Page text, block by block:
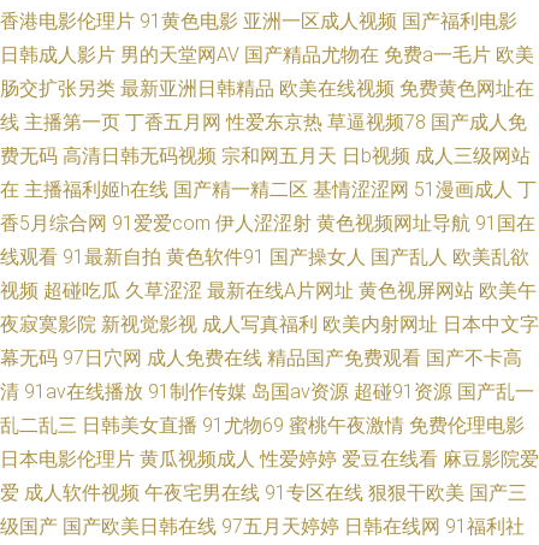
在线 AV免费福利 a毛在线 91在线视频国 高清无码不卡AV网站 精品人妻免费
老司机视频入口 久草视频久久色 美日爱爱网 欧美成在线 蜜桃视频免费福利
欧美性生活BB片 无码欧美一区 91v国产视频 人人操免费 AV鲁鲁亚洲 91国产
人妖 日本黑丝大乳后入 福利看片网av 影音先锋三级网络 精品一线视频 91黄
內射 人妖网站 欧美一区二区免费人妻 欧美视频在线直播 香蕉视频下载黄 91
超碰在线五月 91网站免费123 91视频网站男女 91社抖音在线 91蜜桃短视频
91九色海角社区 91黑丝后入 91福利群 91成人看片
香港电影伦理片 91黄色电影 亚洲一区成人视频 国产福利电影
日韩成人影片 男的天堂网AV 国产精品尤物在 免费a一毛片 欧美
肠交扩张另类 最新亚洲日韩精品 欧美在线视频 免费黄色网址在
线 主播第一页 丁香五月网 性爱东京热 草逼视频78 国产成人免
费无码 高清日韩无码视频 宗和网五月天 日b视频 成人三级网站
在 主播福利姬h在线 国产精一精二区 基情涩涩网 51漫画成人 丁
香5月综合网 91爱爱com 伊人涩涩射 黄色视频网址导航 91国在
线观看 91最新自拍 黄色软件91 国产操女人 国产乱人 欧美乱欲
视频 超碰吃瓜 久草涩涩 最新在线A片网址 黄色视屏网站 欧美午
夜寂寞影院 新视觉影视 成人写真福利 欧美内射网址 日本中文字
幕无码 97日穴网 成人免费在线 精品国产免费观看 国产不卡高
清 91av在线播放 91制作传媒 岛国av资源 超碰91资源 国产乱一
乱二乱三 日韩美女直播 91尤物69 蜜桃午夜激情 免费伦理电影
日本电影伦理片 黄瓜视频成人 性爱婷婷 爱豆在线看 麻豆影院爱
爱 成人软件视频 午夜宅男在线 91专区在线 狠狠干欧美 国产三
级国产 国产欧美日韩在线 97五月天婷婷 日韩在线网 91福利社